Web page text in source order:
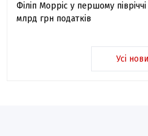
Філіп Морріс у першому
млрд грн податків
Усі